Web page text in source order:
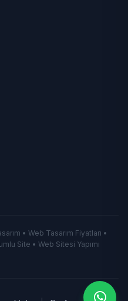
• Web Tasarım Fiyatları •
Site • Web Sitesi Yapımı